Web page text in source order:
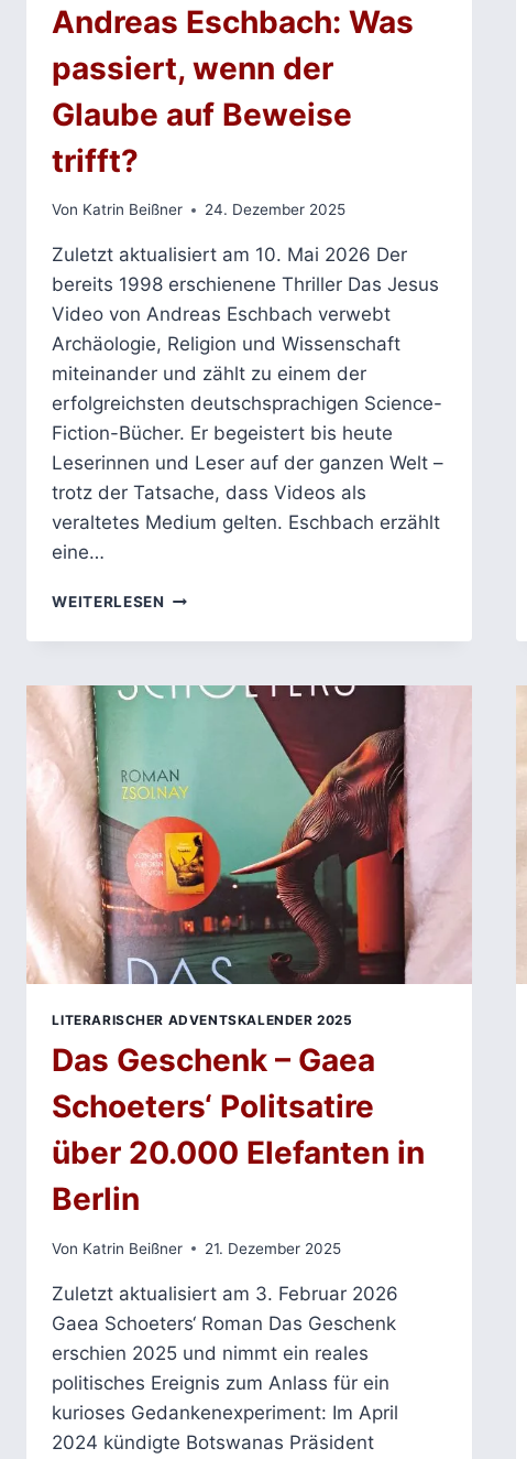
Andreas Eschbach: Was
passiert, wenn der
Glaube auf Beweise
trifft?
Von Katrin Beißner 24. Dezember 2025
Zuletzt aktualisiert am 10. Mai 2026 Der
bereits 1998 erschienene Thriller Das Jesus
Video von Andreas Eschbach verwebt
Archäologie, Religion und Wissenschaft
miteinander und zählt zu einem der
erfolgreichsten deutschsprachigen Science-
Fiction-Bücher. Er begeistert bis heute
Leserinnen und Leser auf der ganzen Welt –
trotz der Tatsache, dass Videos als
veraltetes Medium gelten. Eschbach erzählt
eine…
WEITERLESEN DAS
VIDEO
ANDREAS
ESCHBACH:
WENN
DER
GLAUBE
AUF
BEWEISE
TRIFFT?
LITERARISCHER ADVENTSKALENDER 2025
Das Geschenk – Gaea
Schoeters‘ Politsatire
über 20.000 Elefanten in
Berlin
Von Katrin Beißner 21. Dezember 2025
Zuletzt aktualisiert am 3. Februar 2026
Gaea Schoeters‘ Roman Das Geschenk
erschien 2025 und nimmt ein reales
politisches Ereignis zum Anlass für ein
kurioses Gedankenexperiment: Im April
2024 kündigte Botswanas Präsident